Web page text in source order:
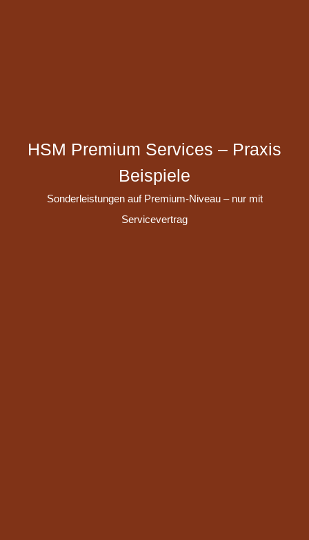
HSM Premium Services – Praxis
Beispiele
Sonderleistungen auf Premium-Niveau – nur mit
Servicevertrag